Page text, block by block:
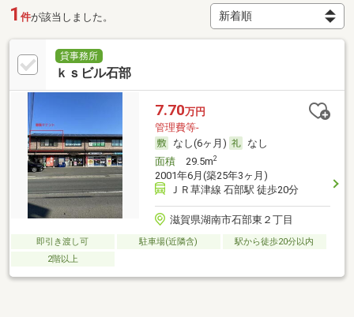
1 件が該当しました。
貸事務所
ｋｓビル石部
7.70万円
管理費等-
なし(6ヶ月)
なし
面積29.5m2
2001年6月(築25年3ヶ月)
ＪＲ草津線 石部駅 徒歩20分
滋賀県湖南市石部東２丁目
即引き渡し可 駐車場(近隣含)
駅から徒歩20分以内
2階以上